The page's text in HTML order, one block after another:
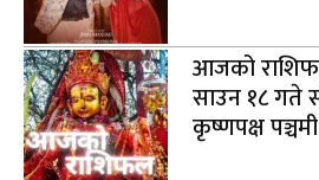
आजको
साउन १८ गते
कृष्णपक्ष